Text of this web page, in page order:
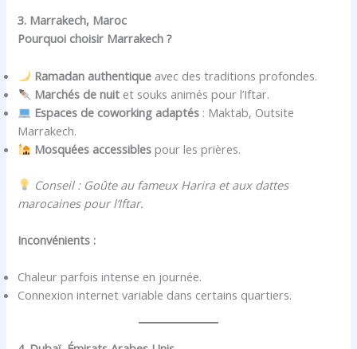
3. Marrakech, Maroc
Pourquoi choisir Marrakech ?
Ramadan authentique avec des traditions profondes.
Marchés de nuit et souks animés pour l’Iftar.
Espaces de coworking adaptés : Maktab, Outsite
Marrakech.
Mosquées accessibles pour les prières.
Conseil : Goûte au fameux Harira et aux dattes
marocaines pour l’Iftar.
Inconvénients :
Chaleur parfois intense en journée.
Connexion internet variable dans certains quartiers.